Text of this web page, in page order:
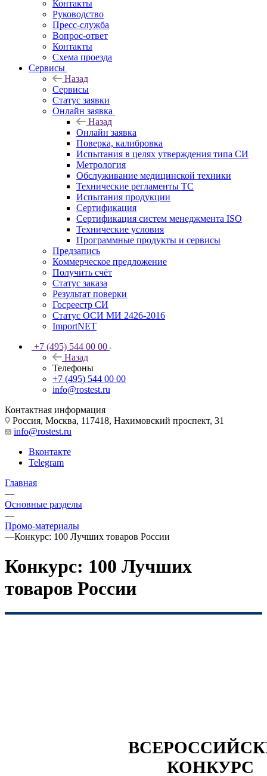
Контакты
Руководство
Пресс-служба
Вопрос-ответ
Контакты
Схема проезда
Сервисы
Назад
Сервисы
Статус заявки
Онлайн заявка
Назад
Онлайн заявка
Поверка, калибровка
Испытания в целях утверждения типа СИ
Метрология
Обслуживание медицинской техники
Технические регламенты ТС
Испытания продукции
Сертификация
Сертификация систем менеджмента ISO
Технические условия
Программные продукты и сервисы
Предзапись
Коммерческое предложение
Получить счёт
Статус заказа
Результат поверки
Госреестр СИ
Статус ОСИ МИ 2426-2016
ImportNET
+7 (495) 544 00 00
Назад
Телефоны
+7 (495) 544 00 00
info@rostest.ru
Контактная информация
Россия, Москва, 117418, Нахимовский проспект, 31
info@rostest.ru
Вконтакте
Telegram
Главная
—
Основные разделы
—
Промо-материалы
—Конкурс: 100 Лучших товаров России
Конкурс: 100 Лучших
товаров России
КОНКУРС